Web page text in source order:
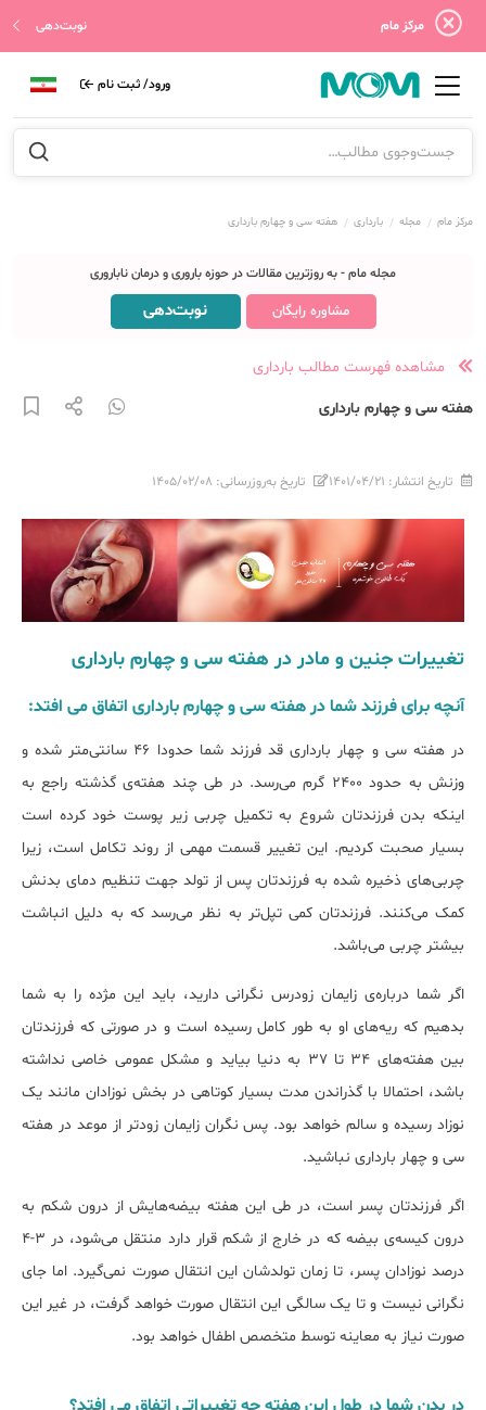
مرکز مام نوبت‌دهی
ورود/ ثبت نام
مرکز مام مجله بارداری هفته سی و چهارم بارداری
مجله مام - به روزترین مقالات در حوزه باروری و درمان ناباروری
مشاوره رایگان نوبت‌دهی
مشاهده فهرست مطالب بارداری
هفته سی و چهارم بارداری
تاریخ انتشار: ۱۴۰۱/۰۴/۲۱ تاریخ به‌روزرسانی: ۱۴۰۵/۰۲/۰۸
تغییرات جنین و مادر در هفته سی و چهارم بارداری
آنچه برای فرزند شما در هفته سی و چهارم بارداری اتفاق می افتد:
در هفته سی و چهار بارداری قد فرزند شما حدودا 46 سانتی‌متر شده و
وزنش به حدود 2400 گرم می‌رسد. در طی چند هفته‌ی گذشته راجع به
اینکه بدن فرزندتان شروع به تکمیل چربی زیر پوست خود کرده است
بسیار صحبت کردیم. این تغییر قسمت مهمی از روند تکامل است، زیرا
چربی‌های ذخیره شده به فرزندتان پس از تولد جهت تنظیم دمای بدنش
کمک می‌کنند. فرزندتان کمی تپل‌تر به نظر می‌رسد که به دلیل انباشت
بیشتر چربی می‌باشد.
اگر شما درباره‌ی زایمان زودرس نگرانی دارید، باید این مژده را به شما
بدهیم که ریه‌های او به طور کامل رسیده است و در صورتی که فرزندتان
بین هفته‌های 34 تا 37 به دنیا بیاید و مشکل عمومی خاصی نداشته
باشد، احتمالا با گذراندن مدت بسیار کوتاهی در بخش نوزادان مانند یک
نوزاد رسیده و سالم خواهد بود. پس نگران زایمان زودتر از موعد در هفته
سی و چهار بارداری نباشید.
اگر فرزندتان پسر است، در طی این هفته بیضه‌هایش از درون شکم به
درون کیسه‌ی بیضه که در خارج از شکم قرار دارد منتقل می‌شود، در 3-4
درصد نوزادان پسر، تا زمان تولدشان این انتقال صورت نمی‌گیرد. اما جای
نگرانی نیست و تا یک سالگی این انتقال صورت خواهد گرفت، در غیر این
صورت نیاز به معاینه توسط متخصص اطفال خواهد بود.